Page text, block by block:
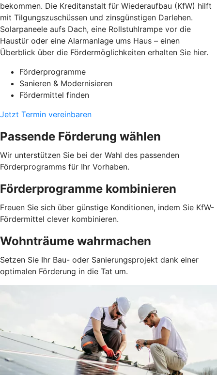
bekommen. Die Kreditanstalt für Wiederaufbau (KfW) hilft
mit Tilgungszuschüssen und zinsgünstigen Darlehen.
Solarpaneele aufs Dach, eine Rollstuhlrampe vor die
Haustür oder eine Alarmanlage ums Haus – einen
Überblick über die Fördermöglichkeiten erhalten Sie hier.
Förderprogramme
Sanieren & Modernisieren
Fördermittel finden
Jetzt Termin vereinbaren
Passende Förderung wählen
Wir unterstützen Sie bei der Wahl des passenden
Förderprogramms für Ihr Vorhaben.
Förderprogramme kombinieren
Freuen Sie sich über günstige Konditionen, indem Sie KfW-
Fördermittel clever kombinieren.
Wohnträume wahrmachen
Setzen Sie Ihr Bau- oder Sanierungsprojekt dank einer
optimalen Förderung in die Tat um.